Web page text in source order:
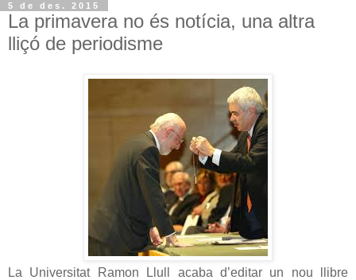
5 de des. 2015
La primavera no és notícia, una altra
lliçó de periodisme
La Universitat Ramon Llull acaba d’editar un nou llibre